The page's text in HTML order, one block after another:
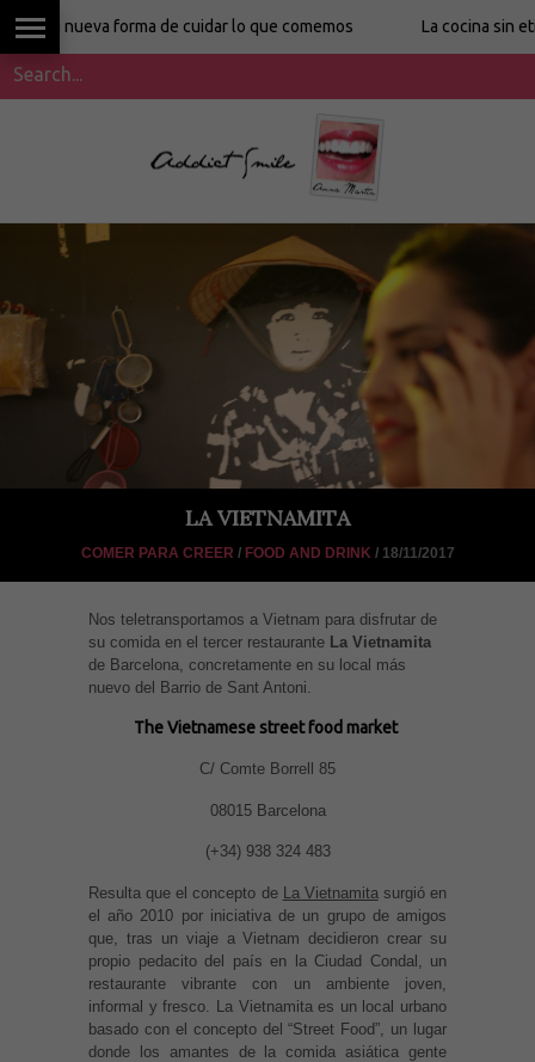
forma de cuidar lo que comemos La cocina sin etiquetas
LA VIETNAMITA
COMER PARA CREER / FOOD AND DRINK / 18/11/2017
Nos teletransportamos a Vietnam para disfrutar de
su comida en el tercer restaurante La Vietnamita
de Barcelona, concretamente en su local más
nuevo del Barrio de Sant Antoni.
The Vietnamese street food market
C/ Comte Borrell 85
08015 Barcelona
(+34) 938 324 483
Resulta que el concepto de La Vietnamita surgió en
el año 2010 por iniciativa de un grupo de amigos
que, tras un viaje a Vietnam decidieron crear su
propio pedacito del país en la Ciudad Condal, un
restaurante vibrante con un ambiente joven,
informal y fresco. La Vietnamita es un local urbano
basado con el concepto del “Street Food”, un lugar
donde los amantes de la comida asiática gente